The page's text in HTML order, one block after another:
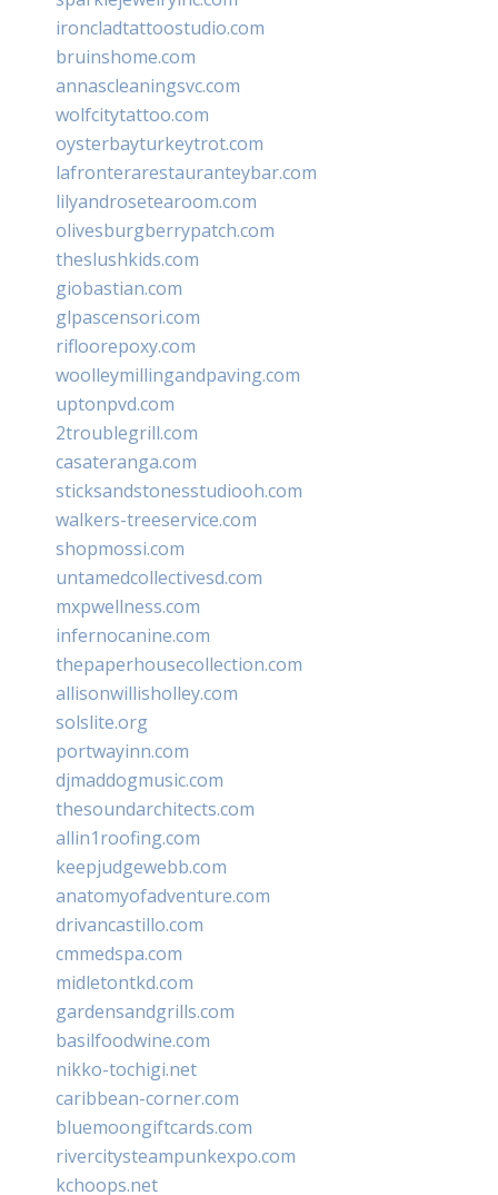
ironcladtattoostudio.com
bruinshome.com
annascleaningsvc.com
wolfcitytattoo.com
oysterbayturkeytrot.com
lafronterarestauranteybar.com
lilyandrosetearoom.com
olivesburgberrypatch.com
theslushkids.com
giobastian.com
glpascensori.com
rifloorepoxy.com
woolleymillingandpaving.com
uptonpvd.com
2troublegrill.com
casateranga.com
sticksandstonesstudiooh.com
walkers-treeservice.com
shopmossi.com
untamedcollectivesd.com
mxpwellness.com
infernocanine.com
thepaperhousecollection.com
allisonwillisholley.com
solslite.org
portwayinn.com
djmaddogmusic.com
thesoundarchitects.com
allin1roofing.com
keepjudgewebb.com
anatomyofadventure.com
drivancastillo.com
cmmedspa.com
midletontkd.com
gardensandgrills.com
basilfoodwine.com
nikko-tochigi.net
caribbean-corner.com
bluemoongiftcards.com
rivercitysteampunkexpo.com
kchoops.net